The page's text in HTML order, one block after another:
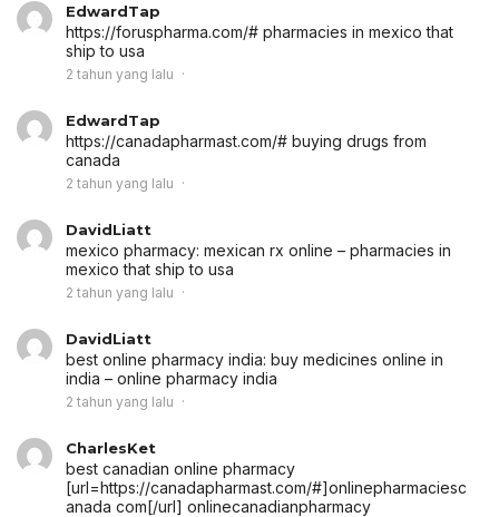
EdwardTap
https://foruspharma.com/# pharmacies in mexico that
ship to usa
2 tahun yang lalu
EdwardTap
https://canadapharmast.com/# buying drugs from
canada
2 tahun yang lalu
DavidLiatt
mexico pharmacy: mexican rx online – pharmacies in
mexico that ship to usa
2 tahun yang lalu
DavidLiatt
best online pharmacy india: buy medicines online in
india – online pharmacy india
2 tahun yang lalu
CharlesKet
best canadian online pharmacy
[url=https://canadapharmast.com/#]onlinepharmaciesc
anada com[/url] onlinecanadianpharmacy